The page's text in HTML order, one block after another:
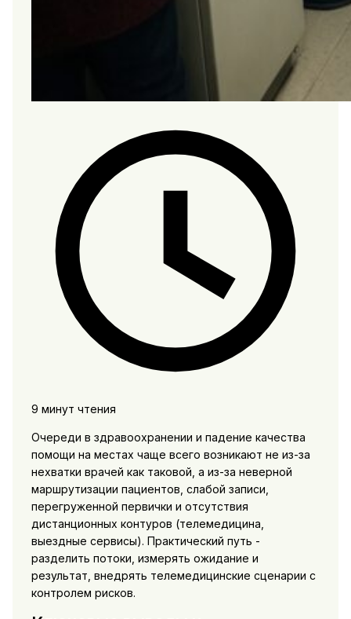
9 минут чтения
Очереди в здравоохранении и падение качества
помощи на местах чаще всего возникают не из-за
нехватки врачей как таковой, а из-за неверной
маршрутизации пациентов, слабой записи,
перегруженной первички и отсутствия
дистанционных контуров (телемедицина,
выездные сервисы). Практический путь -
разделить потоки, измерять ожидание и
результат, внедрять телемедицинские сценарии с
контролем рисков.